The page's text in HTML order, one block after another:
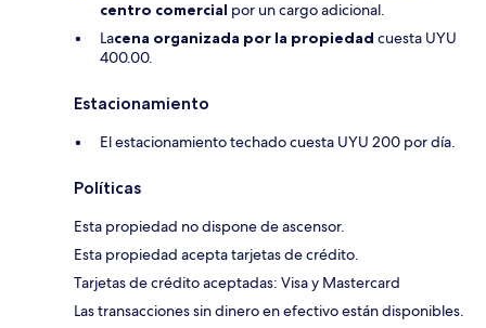
centro comercial por un cargo adicional.
Lacena organizada por la propiedad cuesta UYU
400.00.
Estacionamiento
El estacionamiento techado cuesta UYU 200 por día.
Políticas
Esta propiedad no dispone de ascensor.
Esta propiedad acepta tarjetas de crédito.
Tarjetas de crédito aceptadas: Visa y Mastercard
Las transacciones sin dinero en efectivo están disponibles.